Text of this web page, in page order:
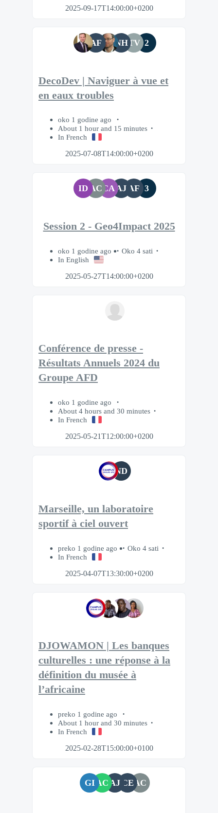
2025-09-17T14:00:00+0200
AF NHTV 2
DecoDev | Naviguer à vue et
en eaux troubles
oko 1 godine ago
About 1 hour and 15 minutes
In French
2025-07-08T14:00:00+0200
ID AC CA AJ AF 3
Session 2 - Geo4Impact 2025
oko 1 godine ago
Oko 4 sati
In English
2025-05-27T14:00:00+0200
Conférence de presse -
Résultats Annuels 2024 du
Groupe AFD
oko 1 godine ago
About 4 hours and 30 minutes
In French
2025-05-21T12:00:00+0200
ND
Marseille, un laboratoire
sportif à ciel ouvert
preko 1 godine ago
Oko 4 sati
In French
2025-04-07T13:30:00+0200
DJOWAMON | Les banques
culturelles : une réponse à la
définition du musée à
l’africaine
preko 1 godine ago
About 1 hour and 30 minutes
In French
2025-02-28T15:00:00+0100
GI AC AJ CE AC